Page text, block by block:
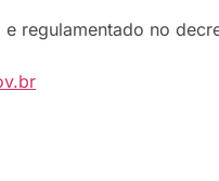
regulamentado no